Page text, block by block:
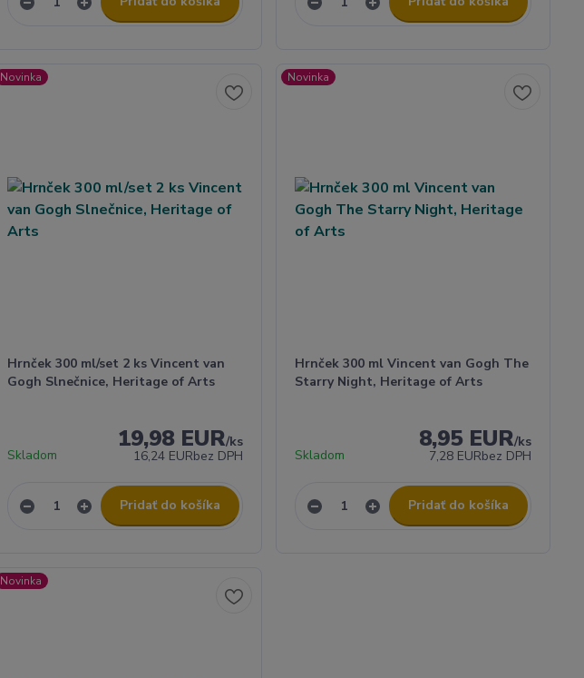
Novinka
Hrnček 300 ml/set 2 ks Vincent van
Gogh Slnečnice, Heritage of Arts
19,98 EUR/ks
16,24 EURbez DPH
Skladom
Pridať do košíka
Novinka
Hrnček 300 ml Vincent van Gogh The
Starry Night, Heritage of Arts
8,95 EUR/ks
7,28 EURbez DPH
Skladom
Pridať do košíka
Novinka